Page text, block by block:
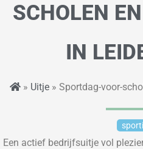
SCHOLEN
IN
» Uitje» Sportdag-voor-
Een actief bedrijfsuitje vol